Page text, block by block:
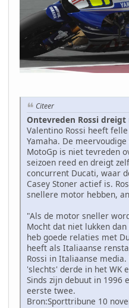
Citeer
Ontevreden Rossi
Valentino Rossi heeft
Yamaha. De
MotoGp is niet tevreden
seizoen reed en dreigt
concurrent Ducati, waar
Casey Stoner actief is.
snellere motor hebben,
"Als de motor sneller
Mocht dat niet lukken
heb goede relaties met
heeft als Italiaanse
Rossi in Italiaanse
'slechts' derde in het WK
Sinds zijn debuut in 1996
eerste twee.
Bron:Sporttribune 10